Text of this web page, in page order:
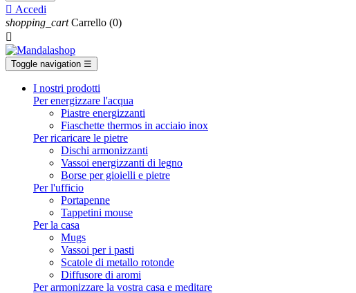
 Accedi
shopping_cart Carrello (0)

Toggle navigation ☰
I nostri prodotti
Per energizzare l'acqua
Piastre energizzanti
Fiaschette thermos in acciaio inox
Per ricaricare le pietre
Dischi armonizzanti
Vassoi energizzanti di legno
Borse per gioielli e pietre
Per l'ufficio
Portapenne
Tappetini mouse
Per la casa
Mugs
Vassoi per i pasti
Scatole di metallo rotonde
Diffusore di aromi
Per armonizzare la vostra casa e meditare